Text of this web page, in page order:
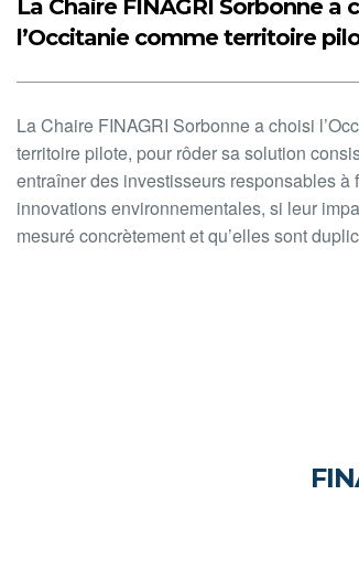
La Chaire FINAGRI Sorbonne a
l’Occitanie comme territoire
La Chaire FINAGRI Sorbonne a choisi
territoire pilote, pour rôder sa solution
entraîner des investisseurs responsables à
innovations environnementales, si leur
mesuré concrètement et qu’elles sont